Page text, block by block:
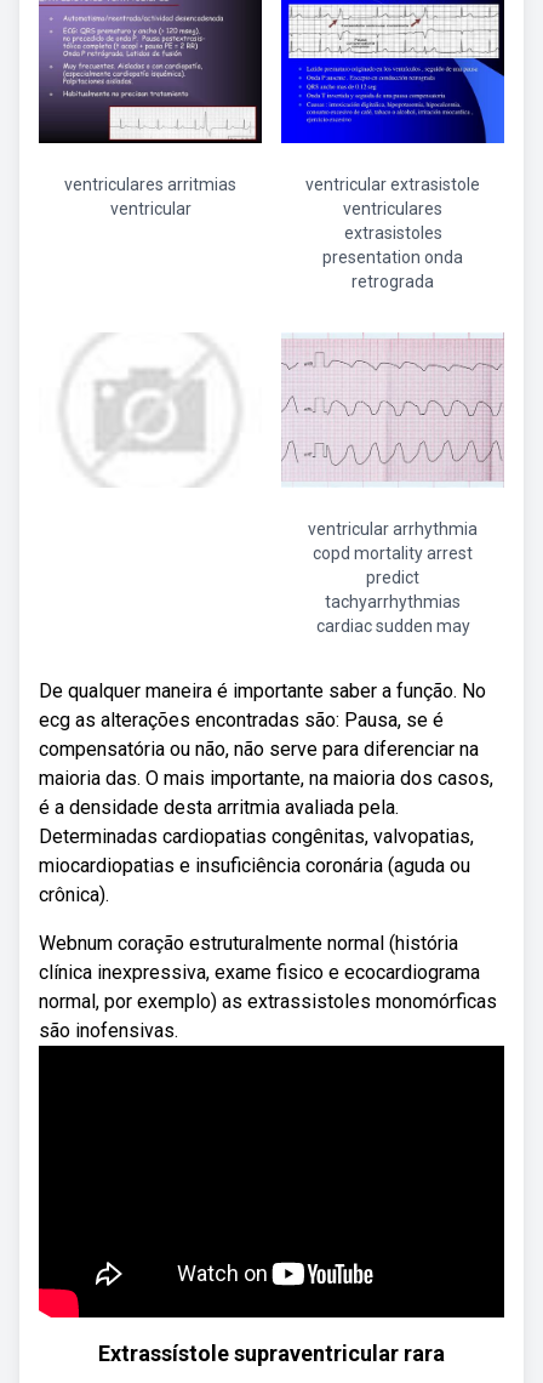
ventriculares arritmias
ventricular
ventricular extrasistole
ventriculares
extrasistoles
presentation onda
retrograda
ventricular arrhythmia
copd mortality arrest
predict
tachyarrhythmias
cardiac sudden may
De qualquer maneira é importante saber a função. No
ecg as alterações encontradas são: Pausa, se é
compensatória ou não, não serve para diferenciar na
maioria das. O mais importante, na maioria dos casos,
é a densidade desta arritmia avaliada pela.
Determinadas cardiopatias congênitas, valvopatias,
miocardiopatias e insuficiência coronária (aguda ou
crônica).
Webnum coração estruturalmente normal (história
clínica inexpressiva, exame fisico e ecocardiograma
normal, por exemplo) as extrassistoles monomórficas
são inofensivas.
Extrassístole supraventricular rara